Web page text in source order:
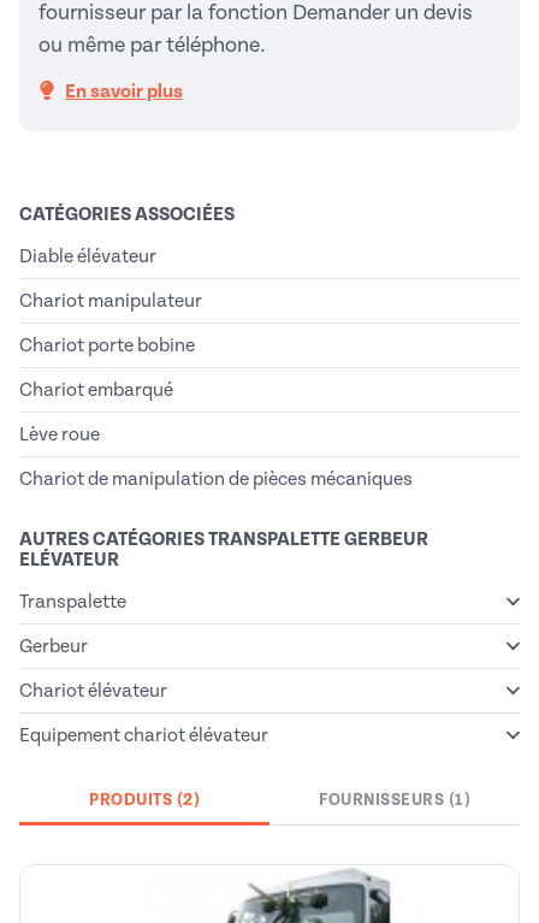
fournisseur par la fonction Demander un devis
ou même par téléphone.
En savoir plus
CATÉGORIES ASSOCIÉES
Diable élévateur
Chariot manipulateur
Chariot porte bobine
Chariot embarqué
Lève roue
Chariot de manipulation de pièces mécaniques
AUTRES CATÉGORIES TRANSPALETTE GERBEUR
ELÉVATEUR
Transpalette
Gerbeur
Chariot élévateur
Equipement chariot élévateur
PRODUITS (2) FOURNISSEURS (1)